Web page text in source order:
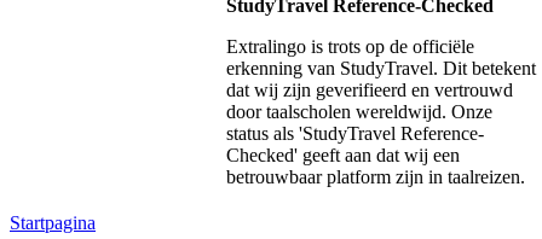
StudyTravel Reference-Checked
Extralingo is trots op de officiële
erkenning van StudyTravel. Dit betekent
dat wij zijn geverifieerd en vertrouwd
door taalscholen wereldwijd. Onze
status als 'StudyTravel Reference-
Checked' geeft aan dat wij een
betrouwbaar platform zijn in taalreizen.
Startpagina